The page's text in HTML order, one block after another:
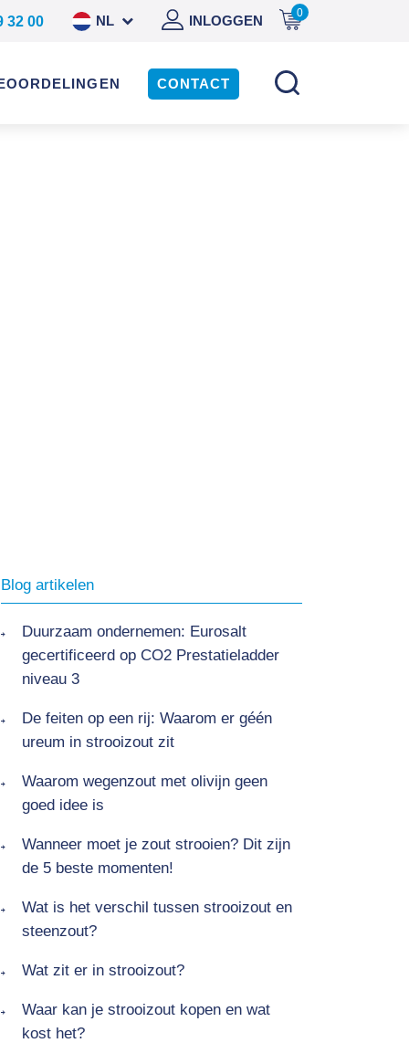
0
INLOGGEN
NL
EN
32 00
CONTACT
Blog artikelen
Duurzaam ondernemen: Eurosalt
gecertificeerd op CO2 Prestatieladder
niveau 3
De feiten op een rij: Waarom er géén
ureum in strooizout zit
Waarom wegenzout met olivijn geen
goed idee is
Wanneer moet je zout strooien? Dit zijn
de 5 beste momenten!
Wat is het verschil tussen strooizout en
steenzout?
Wat zit er in strooizout?
Waar kan je strooizout kopen en wat
kost het?